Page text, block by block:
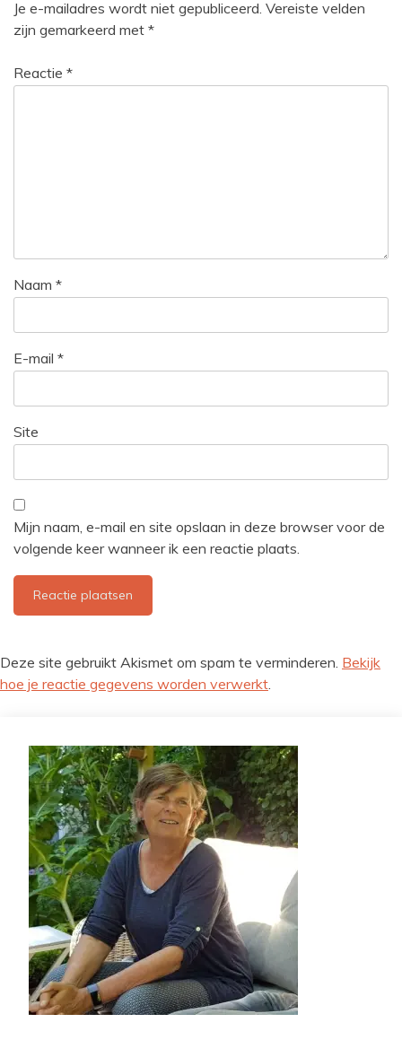
Je e-mailadres wordt niet gepubliceerd. Vereiste velden
zijn gemarkeerd met *
Reactie *
Naam *
E-mail *
Site
Mijn naam, e-mail en site opslaan in deze browser voor de
volgende keer wanneer ik een reactie plaats.
Deze site gebruikt Akismet om spam te verminderen. Bekijk
hoe je reactie gegevens worden verwerkt